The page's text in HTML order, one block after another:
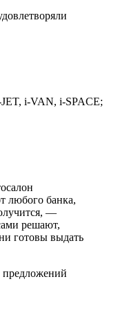
i⁠-⁠VAN, i⁠-⁠SPACE;
любого банка,
—
решают,
готовы выдать